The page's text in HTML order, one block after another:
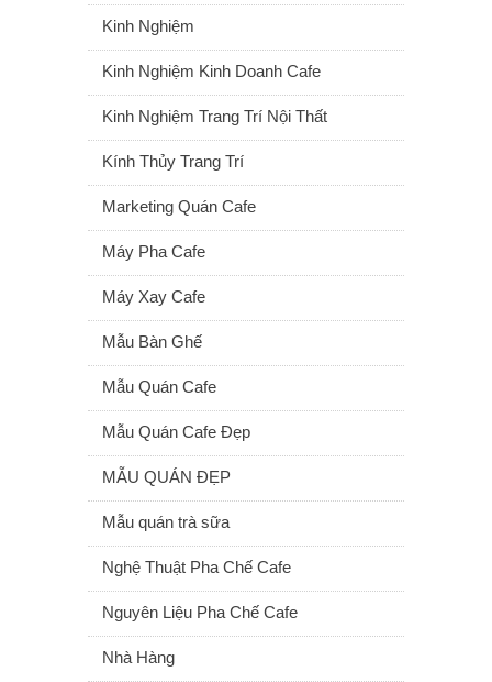
Kinh Nghiệm
Kinh Nghiệm Kinh Doanh Cafe
Kinh Nghiệm Trang Trí Nội Thất
Kính Thủy Trang Trí
Marketing Quán Cafe
Máy Pha Cafe
Máy Xay Cafe
Mẫu Bàn Ghế
Mẫu Quán Cafe
Mẫu Quán Cafe Đẹp
MẪU QUÁN ĐẸP
Mẫu quán trà sữa
Nghệ Thuật Pha Chế Cafe
Nguyên Liệu Pha Chế Cafe
Nhà Hàng